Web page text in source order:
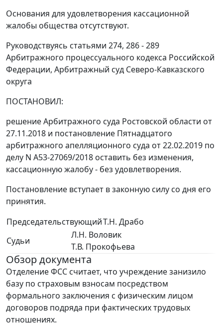
Основания для удовлетворения кассационной
жалобы общества отсутствуют.
Руководствуясь статьями 274, 286 - 289
Арбитражного процессуального кодекса Российской
Федерации, Арбитражный суд Северо-Кавказского
округа
ПОСТАНОВИЛ:
решение Арбитражного суда Ростовской области от
27.11.2018 и постановление Пятнадцатого
арбитражного апелляционного суда от 22.02.2019 по
делу N А53-27069/2018 оставить без изменения,
кассационную жалобу - без удовлетворения.
Постановление вступает в законную силу со дня его
принятия.
ПредседательствующийТ.Н. Драбо
Судьи
Л.Н. Воловик
Т.В. Прокофьева
Обзор документа
Отделение ФСС считает, что учреждение занизило
базу по страховым взносам посредством
формального заключения с физическим лицом
договоров подряда при фактических трудовых
отношениях.